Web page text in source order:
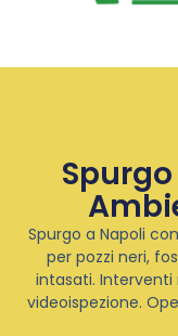
Spurgo a Napoli
per pozzi neri,
intasati. Interventi
videoispezione.